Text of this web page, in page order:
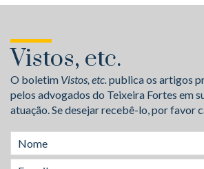
Vistos, etc.
O boletim Vistos, etc.publica os artigos
pelos advogados do Teixeira Fortes em
atuação. Se desejar recebê-lo, por favor